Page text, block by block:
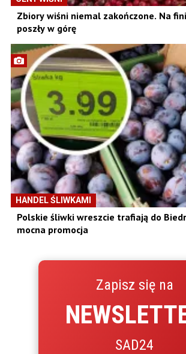
Zbiory wiśni niemal zakończone. Na
poszły w górę
HANDEL ŚLIWKAMI
Polskie śliwki wreszcie trafiają do
mocna promocja
Zapisz się na
SAD24